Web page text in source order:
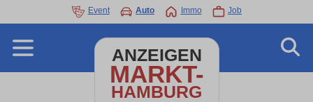
Event Auto Immo Job
ANZEIGEN
MARKT-
HAMBURG